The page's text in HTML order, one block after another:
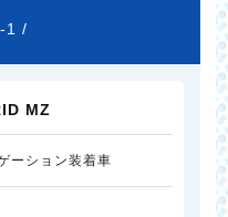
1 /
MZ
ーション装着車